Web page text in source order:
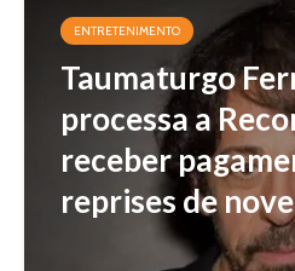
ENTRETENIMENTO
Taumaturgo
processa a
receber
reprises de